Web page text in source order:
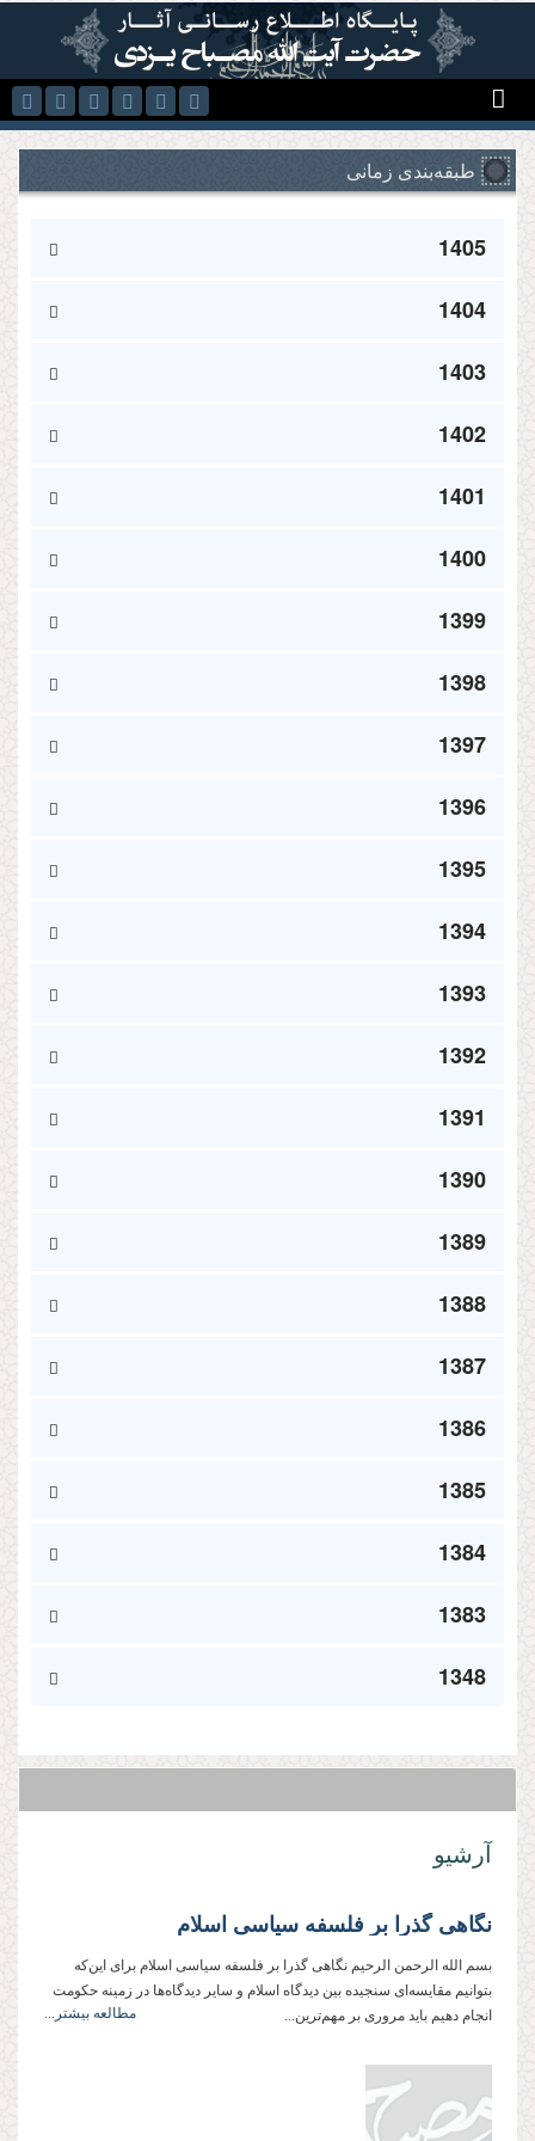
رفتن به محتوای اصلی
طبقه‌بندی زمانی
1405
1404
1403
1402
1401
1400
1399
1398
1397
1396
1395
1394
1393
1392
1391
1390
1389
1388
1387
1386
1385
1384
1383
1348
آرشیو
نگاهی گذرا بر فلسفه سیاسی اسلام
بسم الله الرحمن الرحیم نگاهی گذرا بر فلسفه سیاسی اسلام برای این‌كه
بتوانیم مقایسه‌ای سنجیده بین دیدگاه اسلام و سایر دیدگاه‌ها در زمینه حكومت
انجام دهیم باید مروری بر مهم‌ترین...
مطالعه بیشتر...